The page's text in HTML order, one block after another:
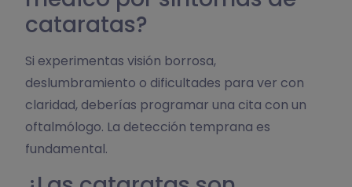
cataratas?
Si experimentas visión borrosa,
deslumbramiento o dificultades para ver con
claridad, deberías programar una cita con un
oftalmólogo. La detección temprana es
fundamental.